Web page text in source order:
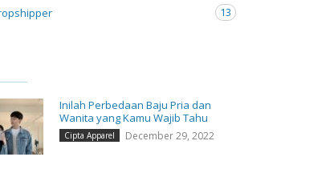
13
Inilah Perbedaan Baju Pria dan
Wanita yang Kamu Wajib Tahu
Cipta Apparel December 29, 2022